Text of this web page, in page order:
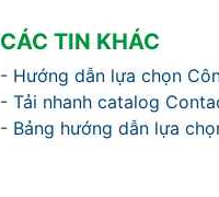
CÁC TIN KHÁC
- Hướng dẫn lựa chọn
- Tải nhanh catalog
- Bảng hướng dẫn lựa